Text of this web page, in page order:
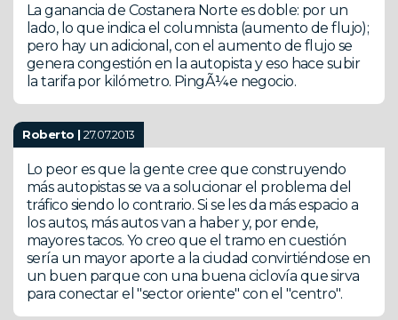
La ganancia de Costanera Norte es doble: por un
lado, lo que indica el columnista (aumento de flujo);
pero hay un adicional, con el aumento de flujo se
genera congestión en la autopista y eso hace subir
la tarifa por kilómetro. PingÃ¼e negocio.
Roberto |27.07.2013
Lo peor es que la gente cree que construyendo
más autopistas se va a solucionar el problema del
tráfico siendo lo contrario. Si se les da más espacio a
los autos, más autos van a haber y, por ende,
mayores tacos. Yo creo que el tramo en cuestión
sería un mayor aporte a la ciudad convirtiéndose en
un buen parque con una buena ciclovía que sirva
para conectar el "sector oriente" con el "centro".